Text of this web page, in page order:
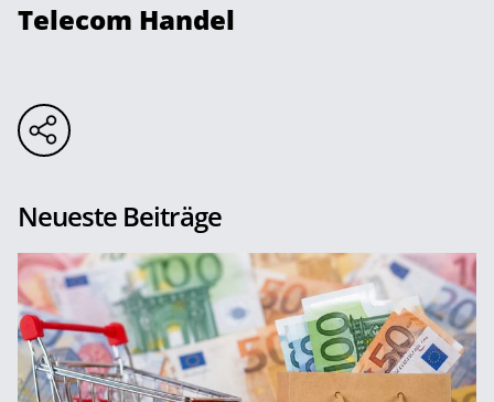
Telecom Handel
Neueste Beiträge